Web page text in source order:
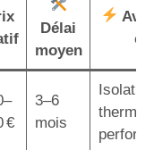
Délai
moyen
clé
€
3–6
mois
Isolation